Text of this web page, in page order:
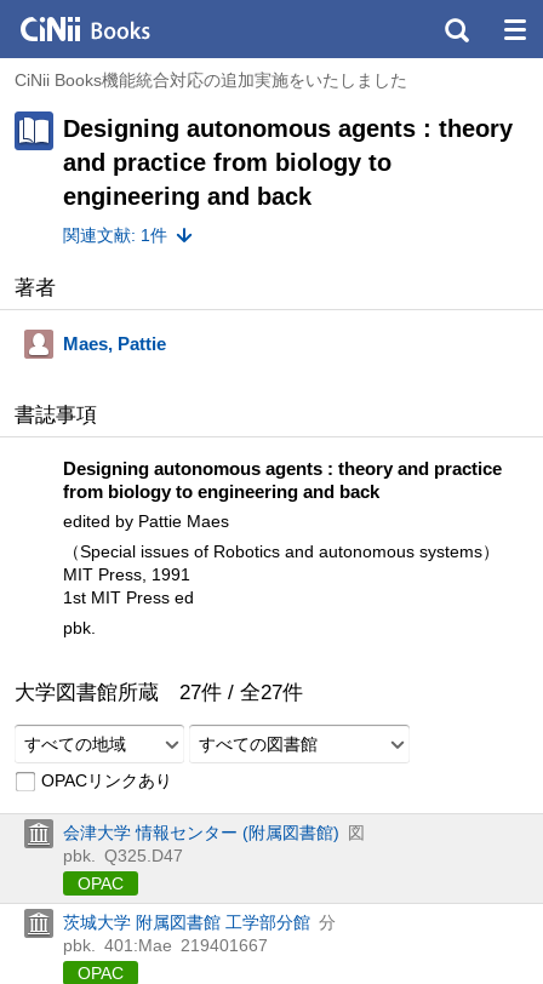
CiNii Books機能統合対応の追加実施をいたしました
Designing autonomous agents : theory
and practice from biology to
engineering and back
関連文献: 1件
著者
Maes, Pattie
書誌事項
Designing autonomous agents : theory and practice
from biology to engineering and back
edited by Pattie Maes
（Special issues of Robotics and autonomous systems）
MIT Press, 1991
1st MIT Press ed
pbk.
大学図書館所蔵 27件 / 全27件
すべての地域
すべての図書館
OPACリンクあり
会津大学 情報センター (附属図書館)
図
pbk.
Q325.D47
OPAC
茨城大学 附属図書館 工学部分館 分
pbk.
401:Mae 219401667
OPAC